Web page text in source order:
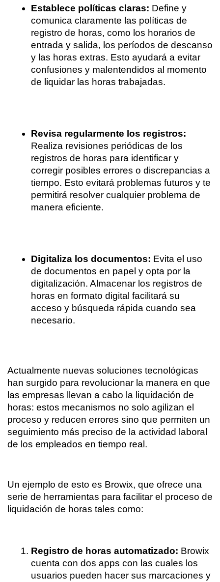
Establece políticas claras: Define y
comunica claramente las políticas de
registro de horas, como los horarios de
entrada y salida, los períodos de descanso
y las horas extras. Esto ayudará a evitar
confusiones y malentendidos al momento
de liquidar las horas trabajadas.
Revisa regularmente los registros:
Realiza revisiones periódicas de los
registros de horas para identificar y
corregir posibles errores o discrepancias a
tiempo. Esto evitará problemas futuros y te
permitirá resolver cualquier problema de
manera eficiente.
Digitaliza los documentos: Evita el uso
de documentos en papel y opta por la
digitalización. Almacenar los registros de
horas en formato digital facilitará su
acceso y búsqueda rápida cuando sea
necesario.
Actualmente nuevas soluciones tecnológicas
han surgido para revolucionar la manera en que
las empresas llevan a cabo la liquidación de
horas: estos mecanismos no solo agilizan el
proceso y reducen errores sino que permiten un
seguimiento más preciso de la actividad laboral
de los empleados en tiempo real.
Un ejemplo de esto es Browix, que ofrece una
serie de herramientas para facilitar el proceso de
liquidación de horas tales como:
Registro de horas automatizado: Browix
cuenta con dos apps con las cuales los
usuarios pueden hacer sus marcaciones y